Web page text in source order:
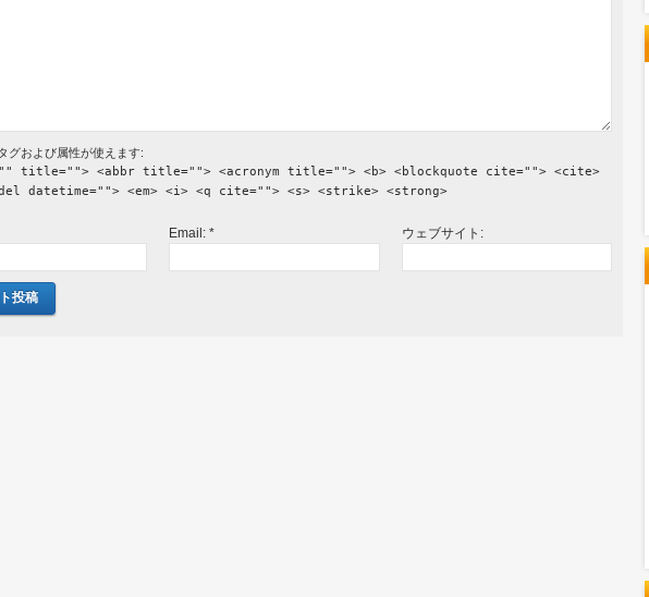
グおよび属性が使えます:
title=""> <abbr title=""> <acronym title=""> <b> <blockquote cite=""> <cite>
datetime=""> <em> <i> <q cite=""> <s> <strike> <strong>
Email:* ウェブサイト: